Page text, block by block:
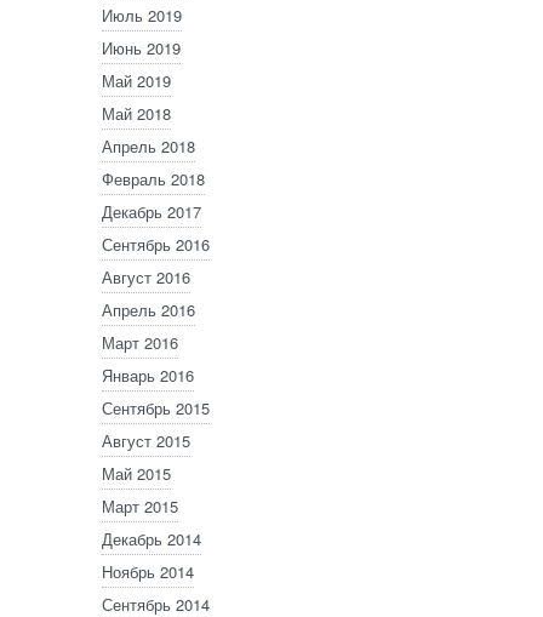
Июль 2019
Июнь 2019
Май 2019
Май 2018
Апрель 2018
Февраль 2018
Декабрь 2017
Сентябрь 2016
Август 2016
Апрель 2016
Март 2016
Январь 2016
Сентябрь 2015
Август 2015
Май 2015
Март 2015
Декабрь 2014
Ноябрь 2014
Сентябрь 2014